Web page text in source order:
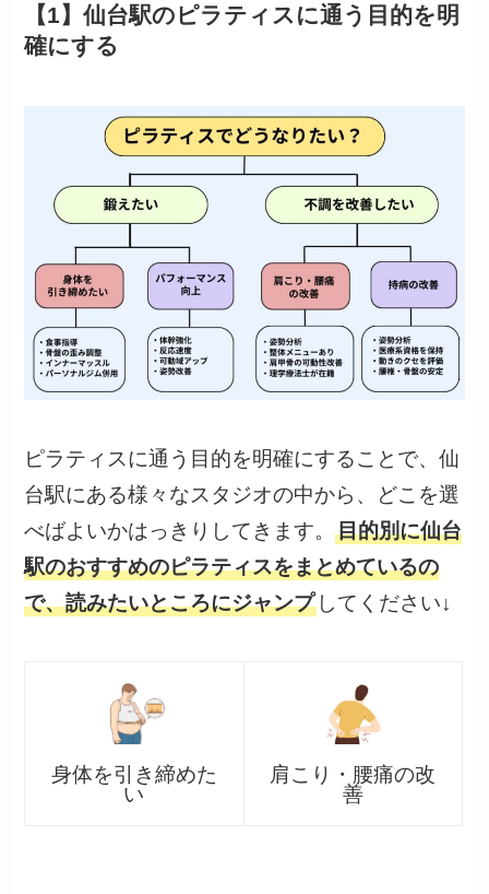
【1】仙台駅のピラティスに通う目的を明
確にする
ピラティスに通う目的を明確にすることで、仙
台駅にある様々なスタジオの中から、どこを選
べばよいかはっきりしてきます。目的別に仙台
駅のおすすめのピラティスをまとめているの
で、読みたいところにジャンプ してください↓
身体を引き締めた
い
肩こり・腰痛の改
善